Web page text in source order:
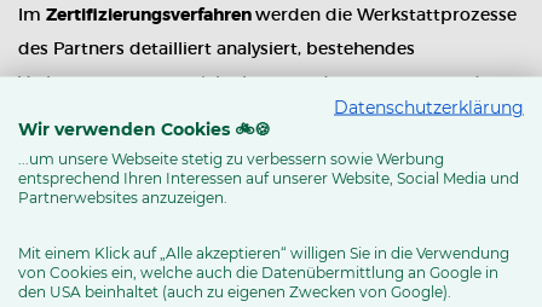
Im Zertifizierungsverfahrenwerden die Werkstattprozesse
des Partners detailliert analysiert, bestehendes
Verbesserungspotential erkannt und umgesetzt, um das
Vertrauen in die Qualität der Dienstleistungen des Partners
zu stärken. Es wird durch qualifizierte Fachberater im
Betrieb des Partners auf der Basis einheitlicher
untenstehenden Prozesse geprüft und zertifiziert.
Nach der Erstzertifizierung der Fachwerkstatt, werden die
Datenschutzerklärung
Wir verwenden Cookies 🚲🍪
...um unsere Webseite stetig zu verbessern sowie Werbung
entsprechend Ihren Interessen auf unserer Website, Social Media und
Partnerwebsites anzuzeigen.
Mit einem Klick auf „Alle akzeptieren“ willigen Sie in die Verwendung
von Cookies ein, welche auch die Datenübermittlung an Google in
den USA beinhaltet (auch zu eigenen Zwecken von Google).